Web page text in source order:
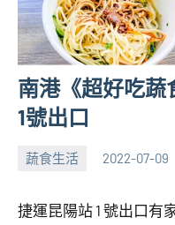
南港《超好吃蔬
1號出口
蔬食生活 2022-07-09
張
芋
No
捷運昆陽站 1 號出口有